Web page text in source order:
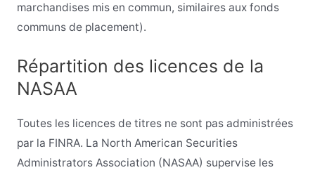
marchandises mis en commun, similaires aux fonds
communs de placement).
Répartition des licences de la
NASAA
Toutes les licences de titres ne sont pas administrées
par la FINRA. La North American Securities
Administrators Association (NASAA) supervise les